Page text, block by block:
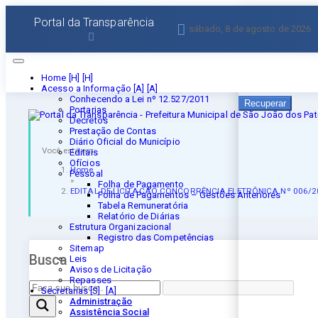
Home [H]
Acesso a Informação [A]
Conhecendo a Lei nº 12.527/2011
Portarias
Decretos
Prestação de Contas
Diário Oficial do Município
Editais
Ofícios
Pessoal
Folha de Pagamento
Folha de Pagamentos – Gestões Anteriores
Tabela Remuneratória
Relatório de Diárias
Estrutura Organizacional
Registro das Competências
Sitemap
Leis
Avisos de Licitação
Repasses
Secretarias [S]
Administração
Assistência Social
Portal da Transparência sábado, 8 de agosto de 2026
Você está em:
Home
»
EDITAL DE LICITAÇÃO CONCORRÊNCIA ELETRÔNICA Nº 006/
Busca
Recuperar